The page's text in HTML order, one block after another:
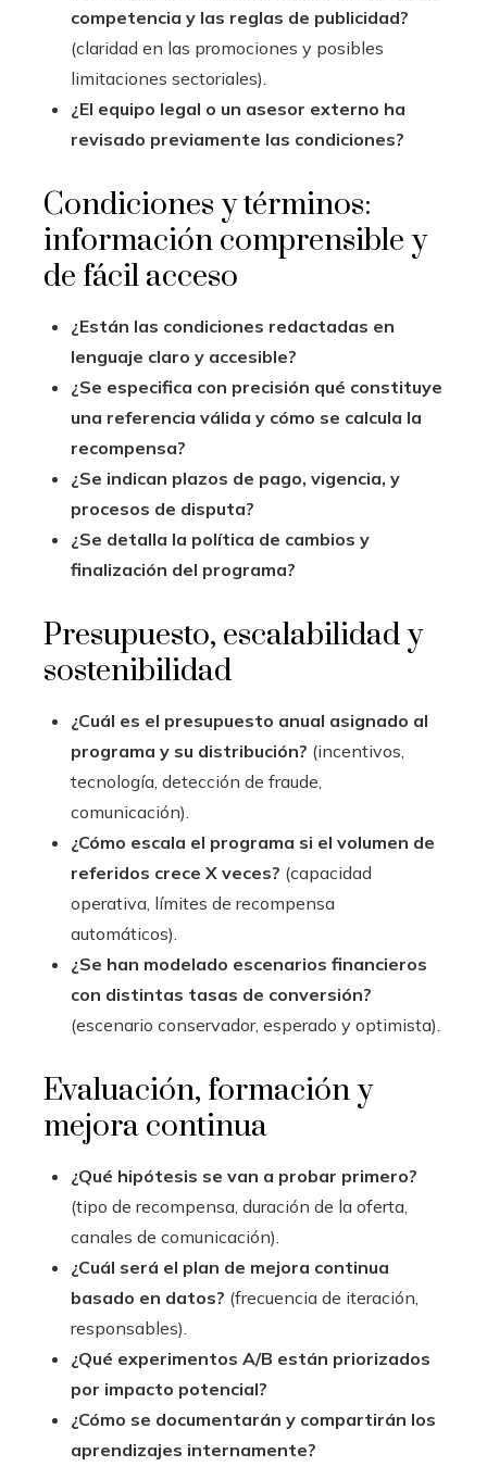
competencia y las reglas de publicidad?
(claridad en las promociones y posibles
limitaciones sectoriales).
¿El equipo legal o un asesor externo ha
revisado previamente las condiciones?
Condiciones y términos:
información comprensible y
de fácil acceso
¿Están las condiciones redactadas en
lenguaje claro y accesible?
¿Se especifica con precisión qué constituye
una referencia válida y cómo se calcula la
recompensa?
¿Se indican plazos de pago, vigencia, y
procesos de disputa?
¿Se detalla la política de cambios y
finalización del programa?
Presupuesto, escalabilidad y
sostenibilidad
¿Cuál es el presupuesto anual asignado al
programa y su distribución? (incentivos,
tecnología, detección de fraude,
comunicación).
¿Cómo escala el programa si el volumen de
referidos crece X veces? (capacidad
operativa, límites de recompensa
automáticos).
¿Se han modelado escenarios financieros
con distintas tasas de conversión?
(escenario conservador, esperado y optimista).
Evaluación, formación y
mejora continua
¿Qué hipótesis se van a probar primero?
(tipo de recompensa, duración de la oferta,
canales de comunicación).
¿Cuál será el plan de mejora continua
basado en datos? (frecuencia de iteración,
responsables).
¿Qué experimentos A/B están priorizados
por impacto potencial?
¿Cómo se documentarán y compartirán los
aprendizajes internamente?